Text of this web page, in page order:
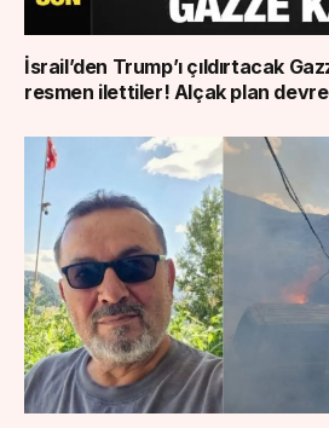
İsrail’den Trump’ı çıldırtacak
resmen ilettiler! Alçak plan